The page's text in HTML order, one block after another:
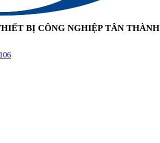
BỊ CÔNG NGHIỆP TÂN THÀNH